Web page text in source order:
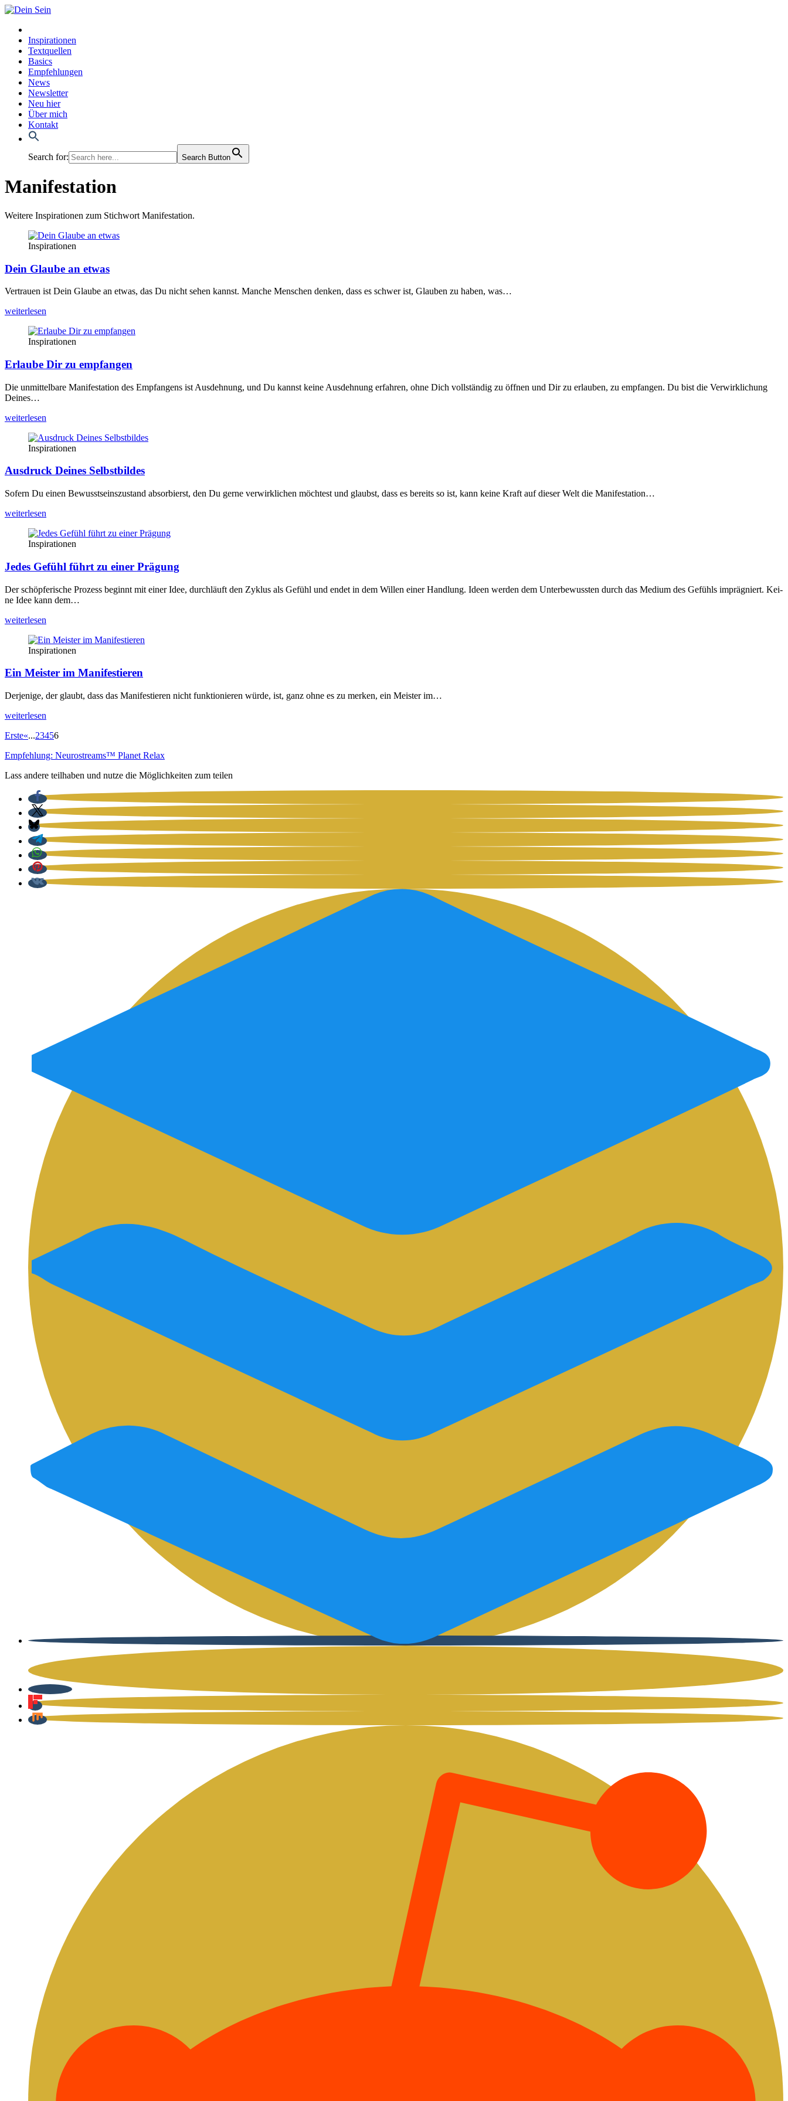
Inspirationen
Textquellen
Basics
Empfehlungen
News
Newsletter
Neu hier
Über mich
Kontakt
Search for: Search Button
Manifestation
Weitere Inspirationen zum Stichwort Manifestation.
Inspirationen
Dein Glaube an etwas
Ver­trau­en ist Dein Glau­be an etwas, das Du nicht sehen kannst. Man­che Men­schen den­ken, dass es schwer ist, Glau­ben zu haben, was…
wei­ter­le­sen
Inspirationen
Erlaube Dir zu empfangen
Die unmit­tel­ba­re Mani­fes­ta­ti­on des Emp­fan­gens ist Aus­deh­nung, und Du kannst kei­ne Aus­deh­nung erfah­ren, ohne Dich voll­stän­dig zu öff­nen und Dir zu erlau­ben, zu emp­fan­gen. Du bist die Ver­wirk­li­chung
Dei­nes…
wei­ter­le­sen
Inspirationen
Ausdruck Deines Selbstbildes
Sofern Du einen Bewusst­seins­zu­stand absor­bierst, den Du ger­ne ver­wirk­li­chen möch­test und glaubst, dass es bereits so ist, kann kei­ne Kraft auf die­ser Welt die Mani­fes­ta­ti­on…
wei­ter­le­sen
Inspirationen
Jedes Gefühl führt zu einer Prägung
Der schöp­fe­ri­sche Pro­zess beginnt mit einer Idee, durch­läuft den Zyklus als Gefühl und endet in dem Wil­len einer Hand­lung. Ideen wer­den dem Unter­be­wuss­ten durch das Medi­um des Gefühls imprä­gniert. Kei­
ne Idee kann dem…
wei­ter­le­sen
Inspirationen
Ein Meister im Manifestieren
Der­je­ni­ge, der glaubt, dass das Mani­fes­tie­ren nicht funk­tio­nie­ren wür­de, ist, ganz ohne es zu mer­ken, ein Meis­ter im…
wei­ter­le­sen
Erste«...23456
Empfehlung: Neurostreams™ Planet Relax
Lass andere teilhaben und nutze die Möglichkeiten zum teilen